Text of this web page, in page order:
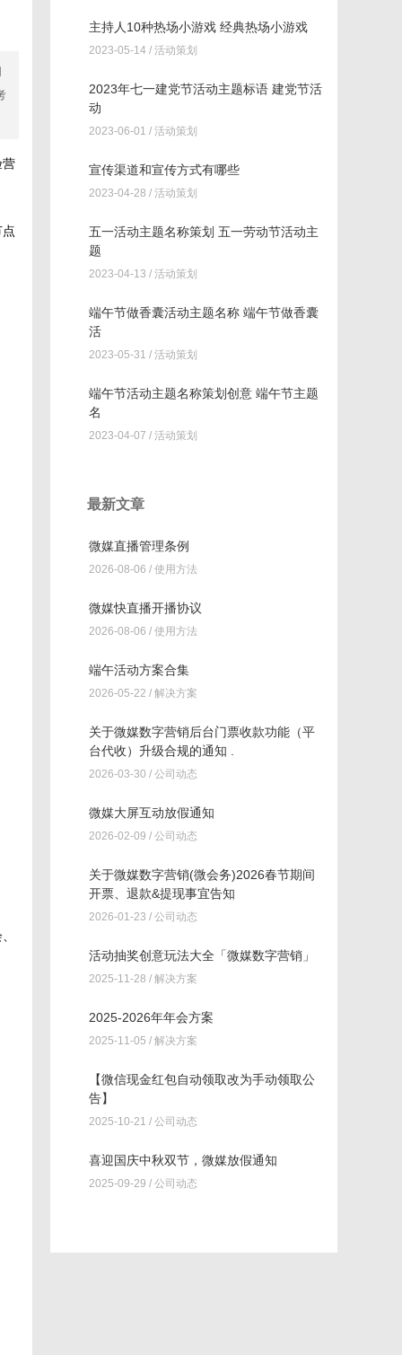
营
主持人10种热场小游戏 经典热场小游戏
2023-05-14 / 活动策划
2023年七一建党节活动主题标语 建党节活
动
2023-06-01 / 活动策划
宣传渠道和宣传方式有哪些
2023-04-28 / 活动策划
五一活动主题名称策划 五一劳动节活动主
题
2023-04-13 / 活动策划
端午节做香囊活动主题名称 端午节做香囊
活
2023-05-31 / 活动策划
端午节活动主题名称策划创意 端午节主题
名
2023-04-07 / 活动策划
最新文章
微媒直播管理条例
2026-08-06 / 使用方法
微媒快直播开播协议
2026-08-06 / 使用方法
端午活动方案合集
2026-05-22 / 解决方案
关于微媒数字营销后台门票收款功能（平
台代收）升级合规的通知 .
2026-03-30 / 公司动态
微媒大屏互动放假通知
2026-02-09 / 公司动态
关于微媒数字营销(微会务)2026春节期间
开票、退款&提现事宜告知
2026-01-23 / 公司动态
活动抽奖创意玩法大全「微媒数字营销」
2025-11-28 / 解决方案
2025-2026年年会方案
2025-11-05 / 解决方案
【微信现金红包自动领取改为手动领取公
告】
2025-10-21 / 公司动态
喜迎国庆中秋双节，微媒放假通知
2025-09-29 / 公司动态